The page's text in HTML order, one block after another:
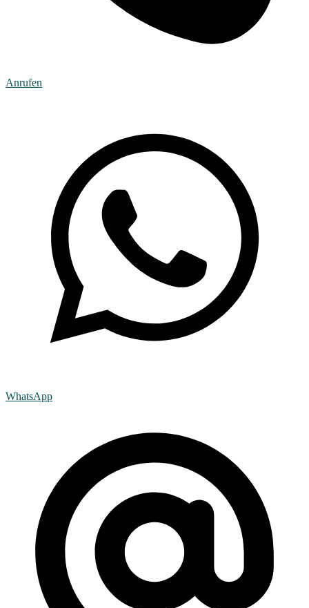
Anrufen
WhatsApp